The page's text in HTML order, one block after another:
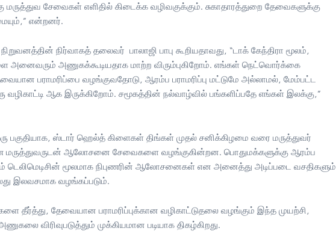
மருத்துவ சேவைகள் எளிதில் கிடைக்க வழிவகுக்கும். சுகாதாரத்துறை தேவைகளுக்கு
என்றனர்.
நிர்வாகத் தலைவர் பாலாஜி பாபு கூறியதாவது, “டாக் கேந்திரா மூலம்,
அனைவரும் அணுகக்கூடியதாக மாற்ற விரும்புகிறோம். எங்கள் நெட்வொர்க்கை
பராமரிப்பை வழங்குவதோடு, ஆரம்ப பராமரிப்பு மட்டுமே அல்லாமல், மேம்பட்ட
வழிகாட்டி ஆக இருக்கிறோம். சமூகத்தின் நல்வாழ்வில் பங்களிப்பதே எங்கள் இலக்கு,”
பகுதியாக, ஸ்டார் ஹெல்த் கிளைகள் திங்கள் முதல் சனிக்கிழமை வரை மருத்துவர்
மருத்துவருடன் ஆலோசனை சேவைகளை வழங்குகின்றன. பொதுமக்களுக்கு ஆரம்ப
டெலிமெடிசின் மூலமாக நிபுணரின் ஆலோசனைகள் என அனைத்து அடிப்படை வசதிகளும்
இலவசமாக வழங்கப்படும்.
தீர்த்து, தேவையான பராமரிப்புக்கான வழிகாட்டுதலை வழங்கும் இந்த முயற்சி,
விரிவுபடுத்தும் முக்கியமான படியாக திகழ்கிறது.